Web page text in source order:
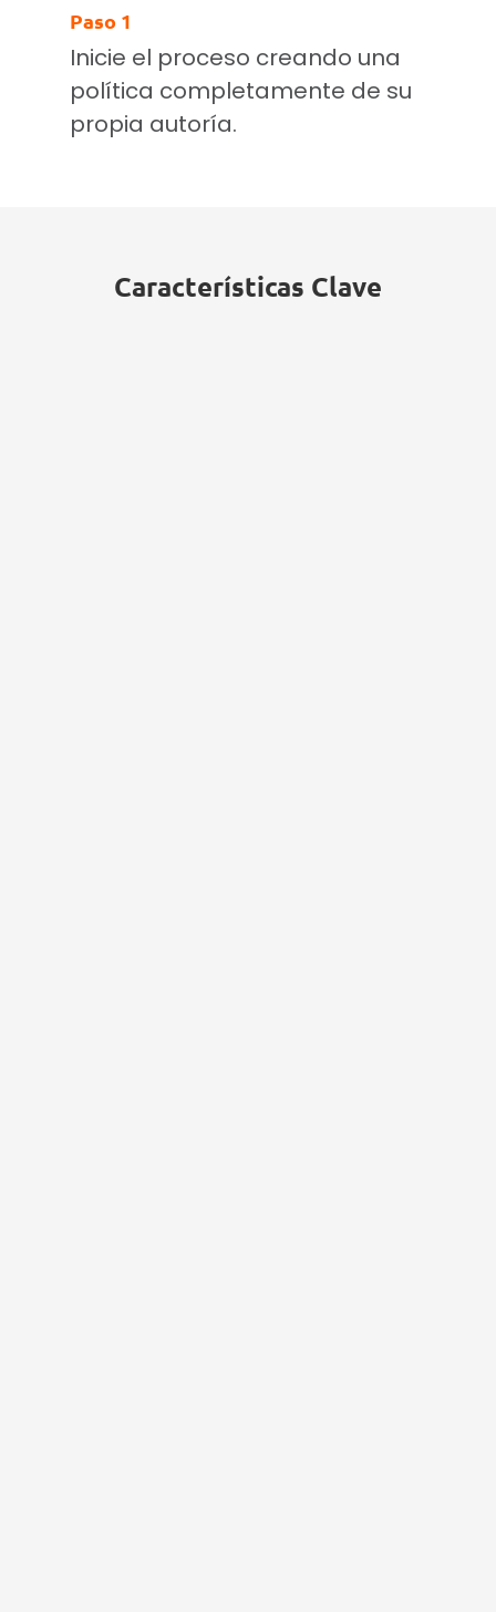
Paso 1
Inicie el proceso creando una
política completamente de su
propia autoría.
Características Clave